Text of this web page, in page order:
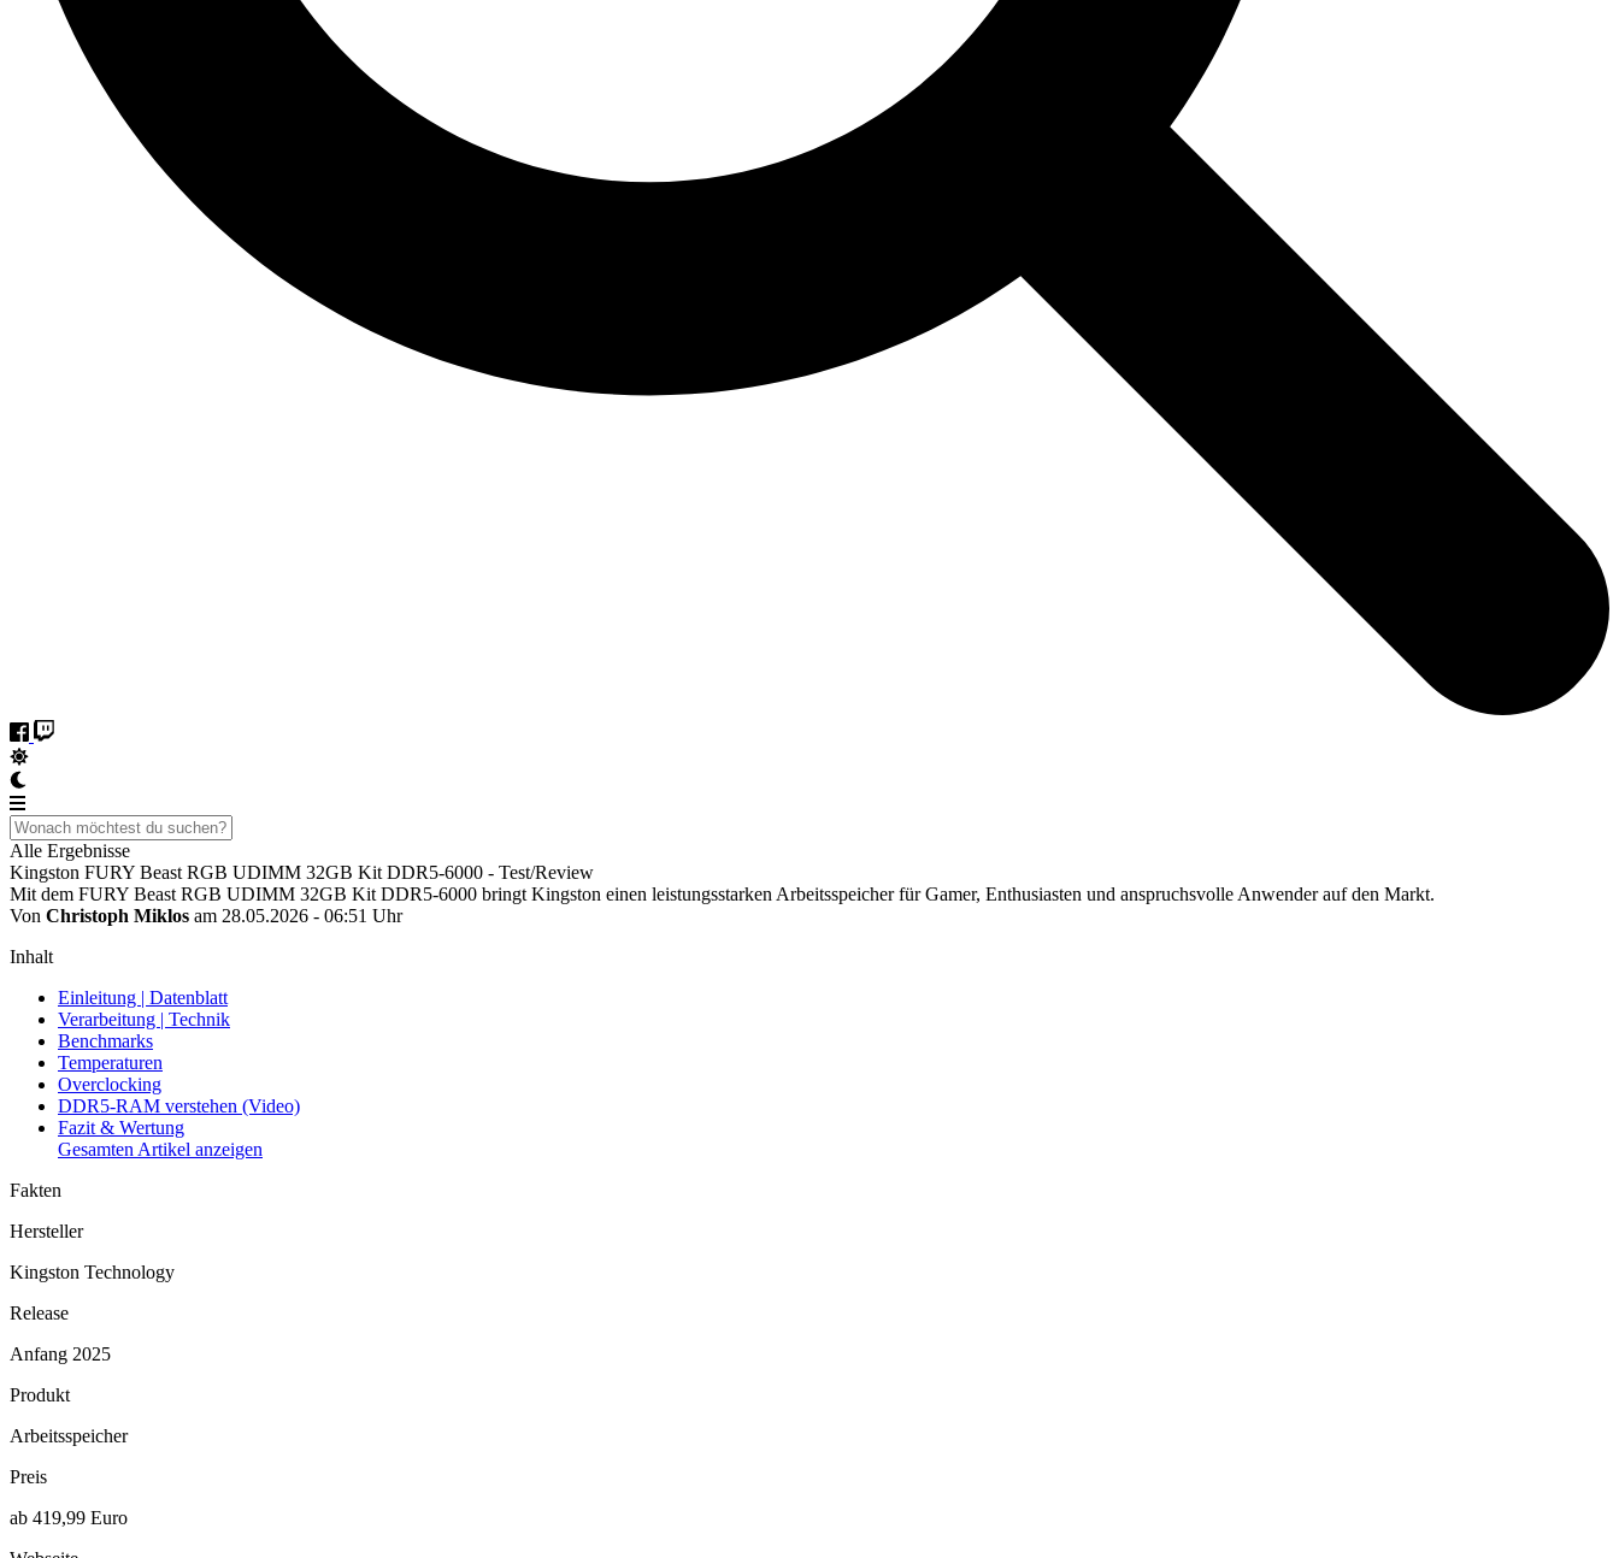
Alle Ergebnisse
Kingston FURY Beast RGB UDIMM 32GB Kit DDR5-6000 - Test/Review
Mit dem FURY Beast RGB UDIMM 32GB Kit DDR5-6000 bringt Kingston einen leistungsstarken Arbeitsspeicher für Gamer, Enthusiasten und anspruchsvolle Anwender auf den Markt.
Von Christoph Miklos am 28.05.2026 - 06:51 Uhr
Inhalt
Einleitung | Datenblatt
Verarbeitung | Technik
Benchmarks
Temperaturen
Overclocking
DDR5-RAM verstehen (Video)
Fazit & Wertung
Gesamten Artikel anzeigen
Fakten
Hersteller
Kingston Technology
Release
Anfang 2025
Produkt
Arbeitsspeicher
Preis
ab 419,99 Euro